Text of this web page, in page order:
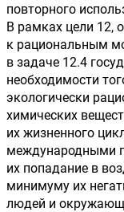
повторного
В рамках цели 12,
к рациональным
в задаче 12.4
необходимости
экологически
химических
их жизненного
международными
их попадание в
минимуму их
людей и